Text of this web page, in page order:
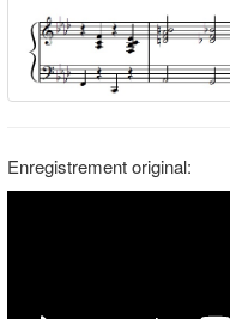
Enregistrement original: